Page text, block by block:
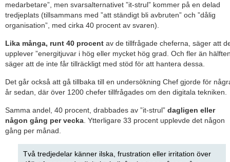
medarbetare”, men svarsalternativet ”it-strul” kommer på en delad
tredjeplats (tillsammans med ”att ständigt bli avbruten” och ”dålig
organisation”, med cirka 40 procent av svaren).
Lika många, runt 40 procent av de tillfrågade cheferna, säger att
upplever ”energitjuvar i hög eller mycket hög grad. Och fler än
säger att de inte får tillräckligt med stöd för att hantera dessa.
Det går också att gå tillbaka till en undersökning Chef gjorde för
år sedan, där över 1200 chefer tillfrågades om den digitala tekniken.
Samma andel, 40 procent, drabbades av ”it-strul” dagligen eller
någon gång per vecka . Ytterligare 33 procent upplevde det någon
gång per månad.
Två tredjedelar känner ilska, frustration eller irritation över